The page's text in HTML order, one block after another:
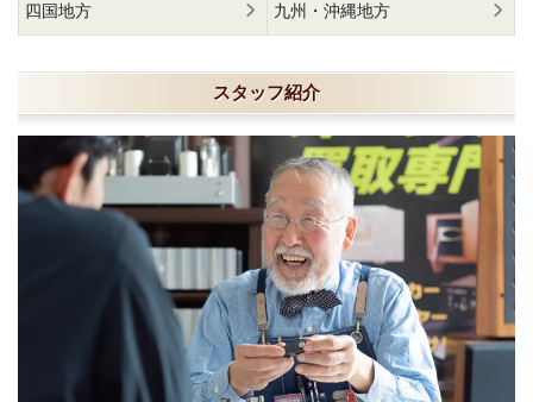
四国地方 九州・沖縄地方
スタッフ紹介